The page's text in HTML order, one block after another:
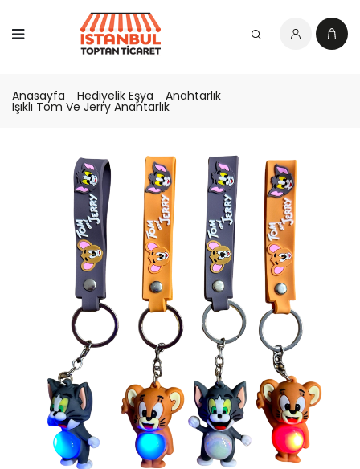
Anasayfa Hediyelik Eşya Anahtarlık
Işıklı Tom Ve Jerry Anahtarlık